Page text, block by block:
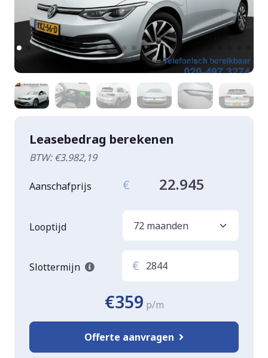
Leasebedrag berekenen
BTW: €3.982,19
Aanschafprijs € 22.945
Looptijd
Slottermijn €
€359 p/m
Offerte aanvragen